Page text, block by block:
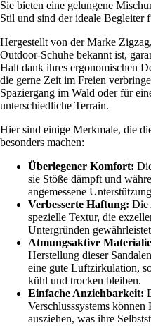
Sie bieten eine gelungene
Stil und sind der ideale Begleiter
Hergestellt von der Marke
Outdoor-Schuhe bekannt ist,
Halt dank ihres ergonomischen
die gerne Zeit im Freien
Spaziergang im Wald oder für
unterschiedliche Terrain.
Hier sind einige Merkmale, die
besonders machen:
Überlegener Komfort:
sie Stöße dämpft und
angemessene
Verbesserte Haftung: Die
spezielle Textur, die
Untergründen
Atmungsaktive
Herstellung dieser
eine gute Luftzirkulation,
kühl und trocken bleiben.
Einfache Anziehbarkeit:
Verschlusssystems
ausziehen, was ihre